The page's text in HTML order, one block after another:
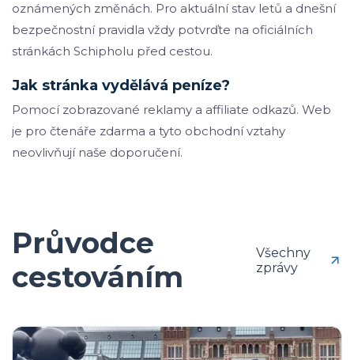
oznámených změnách. Pro aktuální stav letů a dnešní
bezpečnostní pravidla vždy potvrďte na oficiálních
stránkách Schipholu před cestou.
Jak stránka vydělává peníze?
Pomocí zobrazované reklamy a affiliate odkazů. Web
je pro čtenáře zdarma a tyto obchodní vztahy
neovlivňují naše doporučení.
Průvodce
cestováním
Všechny
zprávy